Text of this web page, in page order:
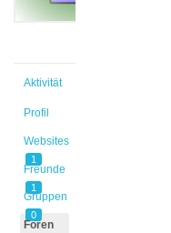
Aktivität
Profil
Websites
1
Freunde
1
Gruppen
0
Foren